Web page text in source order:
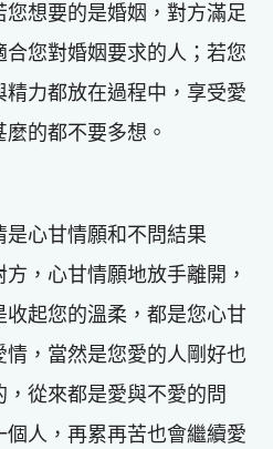
想要的是婚姻，對方滿足
您對婚姻要求的人；若您
力都放在過程中，享受愛
的都不要多想。
心甘情願和不問結果
，心甘情願地放手離開，
起您的溫柔，都是您心甘
，當然是您愛的人剛好也
從來都是愛與不愛的問
人，再累再苦也會繼續愛